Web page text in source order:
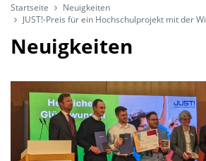
Startseite
Neuigkeiten
JUST!-Preis für ein Hochschulprojekt mit der
Neuigkeiten